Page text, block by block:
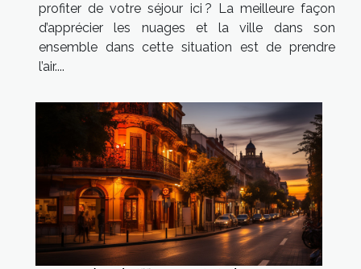
profiter de votre séjour ici ? La meilleure façon
d’apprécier les nuages et la ville dans son
ensemble dans cette situation est de prendre
l’air....